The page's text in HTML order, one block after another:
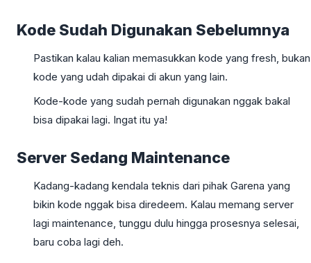
Kode Sudah Digunakan Sebelumnya
Pastikan kalau kalian memasukkan kode yang fresh, bukan
kode yang udah dipakai di akun yang lain.
Kode-kode yang sudah pernah digunakan nggak bakal
bisa dipakai lagi. Ingat itu ya!
Server Sedang Maintenance
Kadang-kadang kendala teknis dari pihak Garena yang
bikin kode nggak bisa diredeem. Kalau memang server
lagi maintenance, tunggu dulu hingga prosesnya selesai,
baru coba lagi deh.